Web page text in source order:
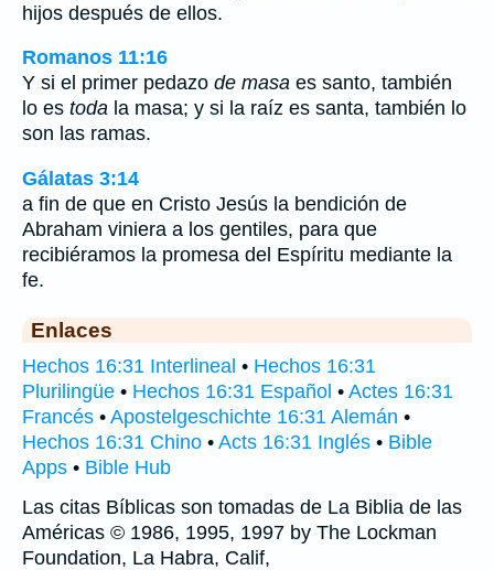
hijos después de ellos.
Romanos 11:16
Y si el primer pedazo de masa es santo, también
lo es toda la masa; y si la raíz es santa, también lo
son las ramas.
Gálatas 3:14
a fin de que en Cristo Jesús la bendición de
Abraham viniera a los gentiles, para que
recibiéramos la promesa del Espíritu mediante la
fe.
Enlaces
Hechos 16:31 Interlineal • Hechos 16:31
Plurilingüe • Hechos 16:31 Español • Actes 16:31
Francés • Apostelgeschichte 16:31 Alemán •
Hechos 16:31 Chino • Acts 16:31 Inglés • Bible
Apps • Bible Hub
Las citas Bíblicas son tomadas de La Biblia de las
Américas © 1986, 1995, 1997 by The Lockman
Foundation, La Habra, Calif,